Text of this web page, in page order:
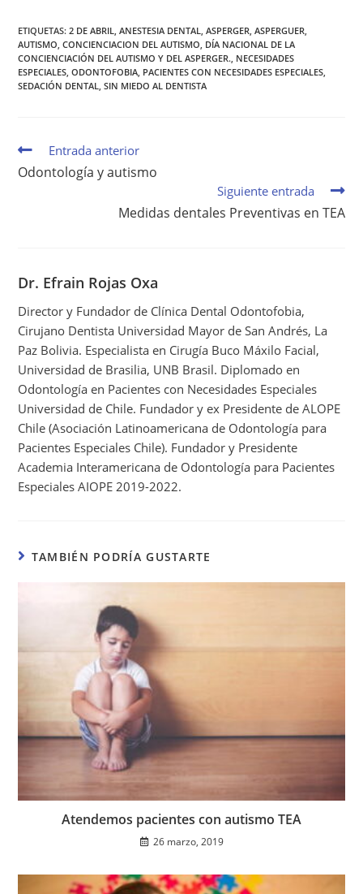
O
K
T
E
R
)
E
S
T
I
N
ETIQUETAS:2 DE ABRIL, ANESTESIA DENTAL, ASPERGER, ASPERGUER,
AUTISMO, CONCIENCIACION DEL AUTISMO, DÍA NACIONAL DE LA
CONCIENCIACIÓN DEL AUTISMO Y DEL ASPERGER., NECESIDADES
ESPECIALES, ODONTOFOBIA, PACIENTES CON NECESIDADES ESPECIALES,
SEDACIÓN DENTAL, SIN MIEDO AL DENTISTA
Entrada anterior
Odontología y autismo
Siguiente entrada
Medidas dentales Preventivas en TEA
Dr. Efrain Rojas Oxa
Director y Fundador de Clínica Dental Odontofobia,
Cirujano Dentista Universidad Mayor de San Andrés, La
Paz Bolivia. Especialista en Cirugía Buco Máxilo Facial,
Universidad de Brasilia, UNB Brasil. Diplomado en
Odontología en Pacientes con Necesidades Especiales
Universidad de Chile. Fundador y ex Presidente de ALOPE
Chile (Asociación Latinoamericana de Odontología para
Pacientes Especiales Chile). Fundador y Presidente
Academia Interamericana de Odontología para Pacientes
Especiales AIOPE 2019-2022.
TAMBIÉN PODRÍA GUSTARTE
Atendemos pacientes con autismo TEA
26 marzo, 2019